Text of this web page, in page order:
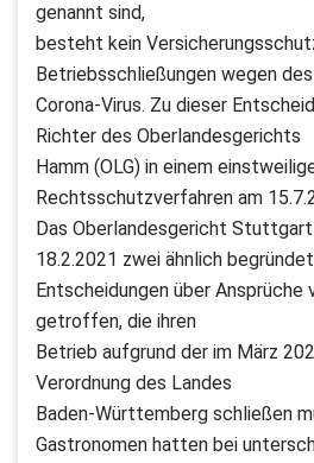
genannt sind,
besteht kein
Betriebsschließungen wegen
Corona-Virus. Zu dieser
Richter des Oberlandesgerichts
Hamm (OLG) in einem
Rechtsschutzverfahren am
Das Oberlandesgericht Stuttgart
18.2.2021 zwei ähnlich
Entscheidungen über Ansprüche
getroffen, die ihren
Betrieb aufgrund der im März
Verordnung des Landes
Baden-Württemberg schließen
Gastronomen hatten bei